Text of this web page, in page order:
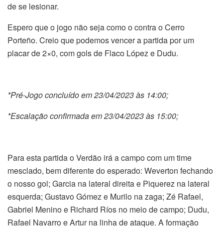
de se lesionar.
Espero que o jogo não seja como o contra o Cerro
Porteño. Creio que podemos vencer a partida por um
placar de 2×0, com gols de Flaco López e Dudu.
*Pré-Jogo concluído em 23/04/2023 às 14:00;
*Escalação confirmada em 23/04/2023 às 15:00;
Para esta partida o Verdão irá a campo com um time
mesclado, bem diferente do esperado: Weverton fechando
o nosso gol; Garcia na lateral direita e Piquerez na lateral
esquerda; Gustavo Gómez e Murilo na zaga; Zé Rafael,
Gabriel Menino e Richard Ríos no meio de campo; Dudu,
Rafael Navarro e Artur na linha de ataque. A formação